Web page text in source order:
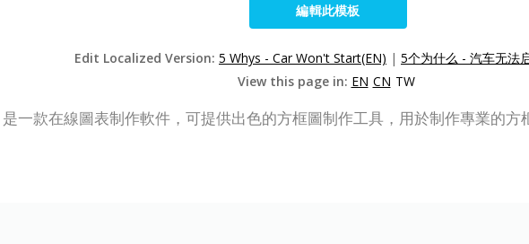
編輯此模板
Edit Localized Version: 5 Whys - Car Won't Start(EN) | 5个为什么 - 汽车无法
View this page in: EN CN TW
一款在線圖表制作軟件，可提供出色的方框圖制作工具，用於制作專業的方